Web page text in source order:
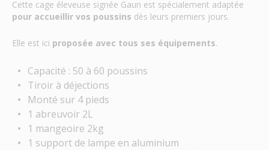
Cette cage éleveuse signée Gaun est spécialement adaptée
pour accueillir vos poussins dès leurs premiers jours.
Elle est ici proposée avec tous ses équipements.
Capacité : 50 à 60 poussins
Tiroir à déjections
Monté sur 4 pieds
1 abreuvoir 2L
1 mangeoire 2kg
1 support de lampe en aluminium